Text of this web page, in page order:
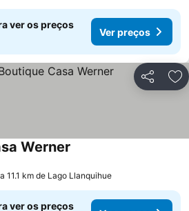
ver os preços
Ver preços
Partilhar
Werner
a 11.1 km de Lago Llanquihue
ver os preços